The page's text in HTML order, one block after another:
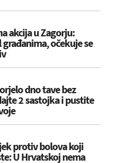
akcija u Zagorju:
građanima, očekuje se
dno tave bez
2 sastojka i pustite
protiv bolova koji
U Hrvatskoj nema